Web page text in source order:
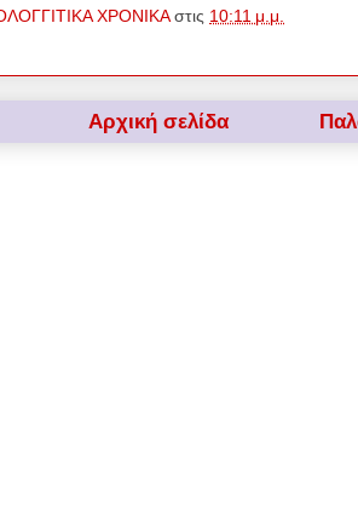
ΧΡΟΝΙΚΑ στις 10:11 μ.μ.
Αρχική σελίδα